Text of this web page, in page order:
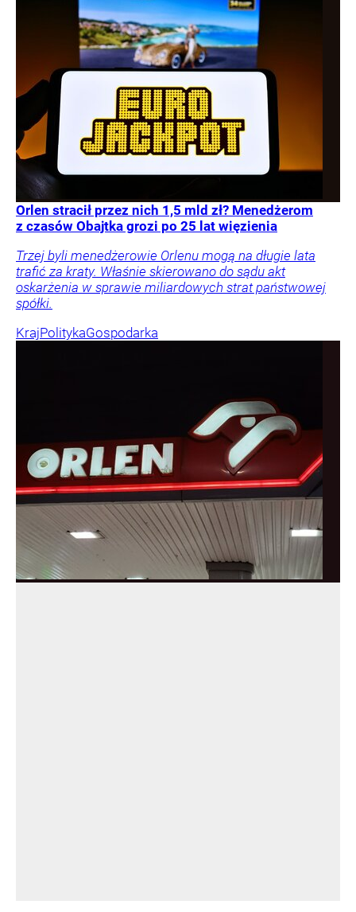
Orlen stracił przez nich 1,5 mld zł? Menedżerom
z czasów Obajtka grozi po 25 lat więzienia
Trzej byli menedżerowie Orlenu mogą na długie lata
trafić za kraty. Właśnie skierowano do sądu akt
oskarżenia w sprawie miliardowych strat państwowej
spółki.
KrajPolitykaGospodarka